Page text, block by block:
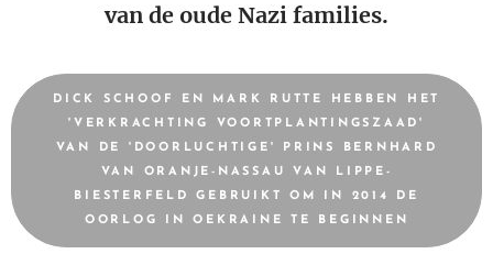
van de oude Nazi families.
DICK SCHOOF EN MARK RUTTE HEBBEN HET
'VERKRACHTING VOORTPLANTINGSZAAD'
VAN DE 'DOORLUCHTIGE' PRINS BERNHARD
VAN ORANJE-NASSAU VAN LIPPE-
BIESTERFELD GEBRUIKT OM IN 2014 DE
OORLOG IN OEKRAINE TE BEGINNEN